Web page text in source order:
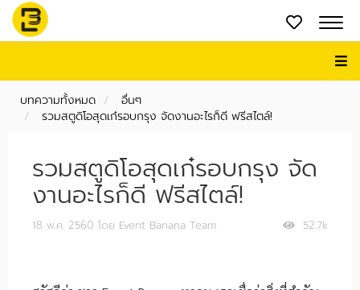
บทความทั้งหมด
อื่นๆ
รวมสตูดิโอสุดเก๋รอบกรุง จัดงานอะไรก็ดี ฟรีสไตล์!
รวมสตูดิโอสุดเก๋รอบกรุง จัด
งานอะไรก็ดี ฟรีสไตล์!
52.7k
18 พ.ค. 2560 โดย Event Banana Team